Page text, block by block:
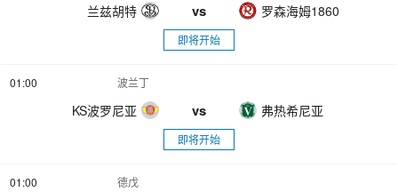
兰兹胡特 vs 罗森海姆1860
即将开始
01:00 波兰丁
KS波罗尼亚 vs 弗热希尼亚
即将开始
01:00 德戊